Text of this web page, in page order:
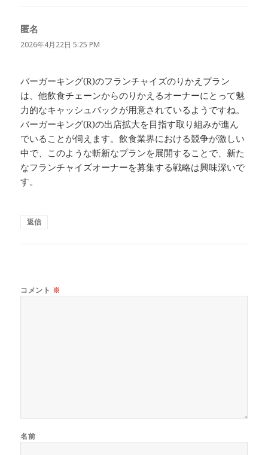
匿名
り:
2026年4月22日 5:25 PM
バーガーキング(R)のフランチャイズのりかえプラン
は、他飲食チェーンからのりかえるオーナーにとって魅
力的なキャッシュバックが用意されているようですね。
バーガーキング(R)の出店拡大を目指す取り組みが進ん
でいることが伺えます。飲食業界における競争が激しい
中で、このような斬新なプランを展開することで、新た
なフランチャイズオーナーを募集する戦略は興味深いで
す。
返信
コメント ※
名前